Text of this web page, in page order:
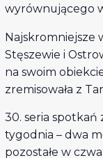
wyrównującego
Najskromniejsze
Stęszewie i
na swoim
zremisowała z
30. seria spotkań
tygodnia – dwa
pozostałe w